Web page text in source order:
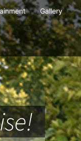
Gallery